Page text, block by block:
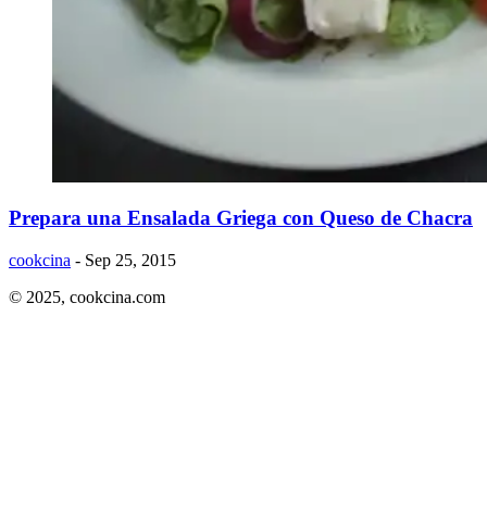
Prepara una Ensalada Griega con Queso de Chacra
cookcina - Sep 25, 2015
© 2025, cookcina.com